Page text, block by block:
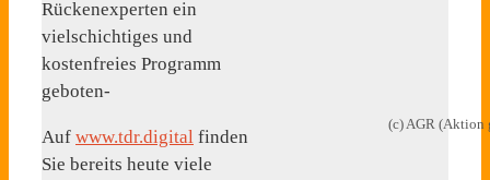
Rückenexperten ein
vielschichtiges und
kostenfreies Programm
geboten-
Auf www.tdr.digital finden
Sie bereits heute viele
(c) AGR (Aktion